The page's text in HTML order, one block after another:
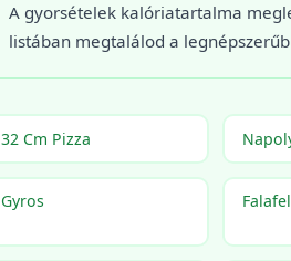
A gyorsételek kalóriatartalma
listában megtalálod a
32 Cm Pizza
Gyros Falafel